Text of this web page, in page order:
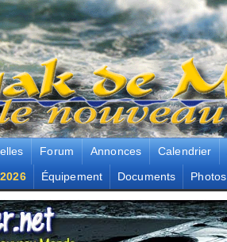
Forum Annonces Calendrier
Équipement Documents Photos